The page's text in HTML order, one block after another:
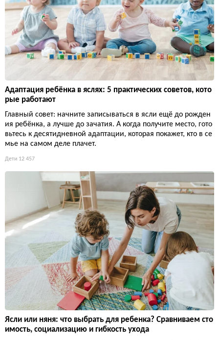
Адаптация ребёнка в яслях: 5 практических советов, кото
рые работают
Главный совет: начните записываться в ясли ещё до рожден
ия ребёнка, а лучше до зачатия. А когда получите место, гото
вьтесь к десятидневной адаптации, которая покажет, кто в се
мье на самом деле плачет.
Дети 12 457
Ясли или няня: что выбрать для ребенка? Сравниваем сто
имость, социализацию и гибкость ухода